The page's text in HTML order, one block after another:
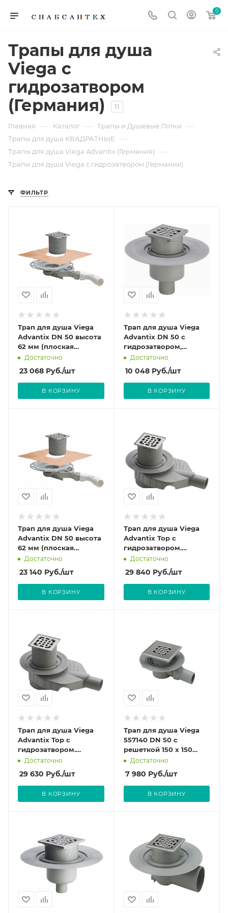
0
Трапы для душа
Viega с
гидрозатвором
(Германия)
11
Главная — Каталог — Трапы и Душевые Лотки —
Трапы для душа КВАДРАТНЫЕ —
Трапы для душа Viega Advantix (Германия) —
Трапы для душа Viega с гидрозатвором (Германия)
ФИЛЬТР
Трап для душа Viega
Advantix DN 50 высота
62 мм (плоская
модель, пластиковая
гидрозатвором,
арт.687694 (4980.60)
Достаточно
23 068 Руб./шт
В КОРЗИНУ
Трап для душа Viega
Advantix DN 50 с
гидрозатвором,
арт.557188 (4951.1)
Решетка 150х150 мм.
Достаточно
10 048Руб./шт
В КОРЗИНУ
Трап для душа Viega
Advantix DN 50 высота
62 мм (плоская
модель, металлическая
гидрозатвором,
арт.687700 (4980.61)
Достаточно
23 140 Руб./шт
В КОРЗИНУ
Трап для душа Viega
Advantix Top с
гидрозатвором.
Насадка для решетки
из нержавеющей
стали. арт.669201
(4914.10)
Достаточно
29 840 Руб./шт
В КОРЗИНУ
Трап для душа Viega
Advantix Top с
гидрозатвором.
Насадка для решетки
из пластика. арт.669195
(4914.10)
Достаточно
29 630 Руб./шт
В КОРЗИНУ
Трап для душа Viega
557140 DN 50 с
решеткой 150 х 150
Viega Advantix для
душа горизонтальный.
Достаточно
7 980 Руб./шт
В КОРЗИНУ